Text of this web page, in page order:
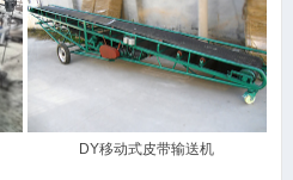
DY移动式皮带输送机